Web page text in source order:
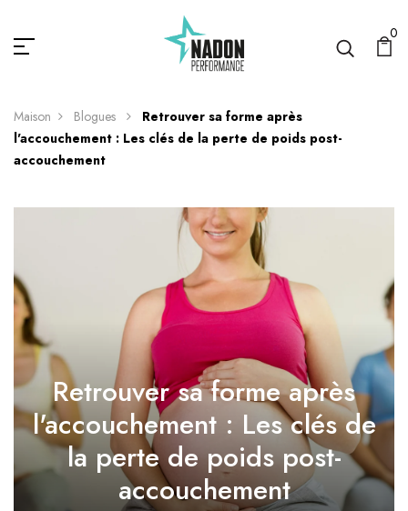
0
Maison Blogues
Retrouver sa forme après
l'accouchement : Les clés de la perte de poids post-
accouchement
Retrouver sa forme après
l'accouchement : Les clés de
la perte de poids post-
accouchement